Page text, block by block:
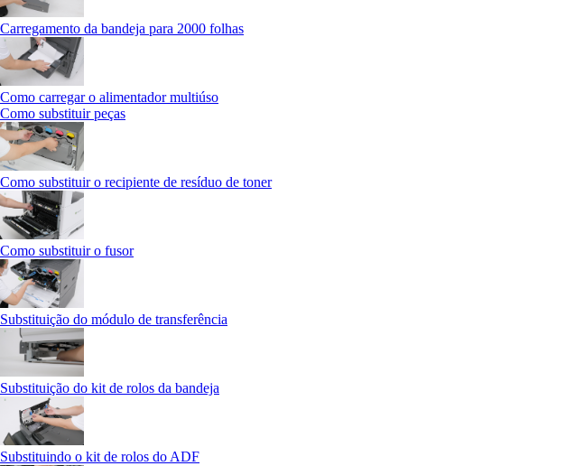
Carregamento da bandeja para 2000 folhas
Como carregar o alimentador multiúso
Como substituir peças
Como substituir o recipiente de resíduo de toner
Como substituir o fusor
Substituição do módulo de transferência
Substituição do kit de rolos da bandeja
Substituindo o kit de rolos do ADF